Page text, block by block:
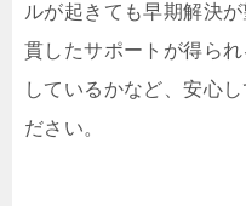
ルが起きても早期解決
貫したサポートが得ら
しているかなど、安心
ださい。